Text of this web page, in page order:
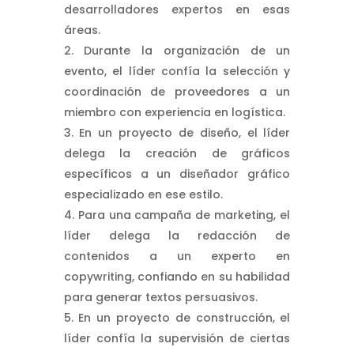
desarrolladores expertos en esas
áreas.
Durante la organización de un
evento, el líder confía la selección y
coordinación de proveedores a un
miembro con experiencia en logística.
En un proyecto de diseño, el líder
delega la creación de gráficos
específicos a un diseñador gráfico
especializado en ese estilo.
Para una campaña de marketing, el
líder delega la redacción de
contenidos a un experto en
copywriting, confiando en su habilidad
para generar textos persuasivos.
En un proyecto de construcción, el
líder confía la supervisión de ciertas